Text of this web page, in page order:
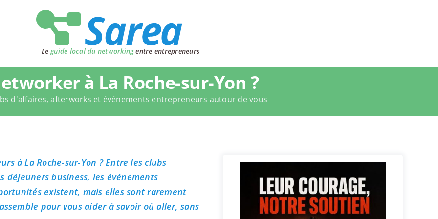
Le guide local du networkingentre entrepreneurs
à La Roche-sur-Yon ?
d'affaires, afterworks et événements entrepreneurs autour de vous
à La Roche-sur-Yon ? Entre les clubs
déjeuners business, les événements
existent, mais elles sont rarement
pour vous aider à savoir où aller, sans